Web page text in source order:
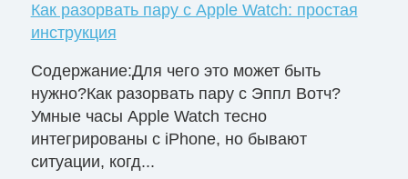
Как разорвать пару с Apple Watch: простая
инструкция
Содержание:Для чего это может быть
нужно?Как разорвать пару с Эппл Вотч?
Умные часы Apple Watch тесно
интегрированы с iPhone, но бывают
ситуации, когд...